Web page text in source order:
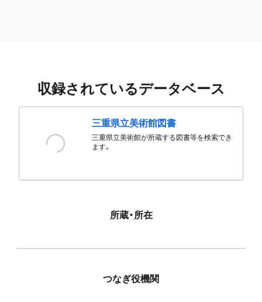
収録されているデータベース
三重県立美術館図書
三重県立美術館が所蔵する図書等を検索でき
ます。
所蔵・所在
つなぎ役機関